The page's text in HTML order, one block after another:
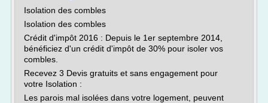
Isolation des combles
Isolation des combles
Crédit d'impôt 2016 : Depuis le 1er septembre 2014,
bénéficiez d'un crédit d'impôt de 30% pour isoler vos
combles.
Recevez 3 Devis gratuits et sans engagement pour
votre Isolation :
Les parois mal isolées dans votre logement, peuvent